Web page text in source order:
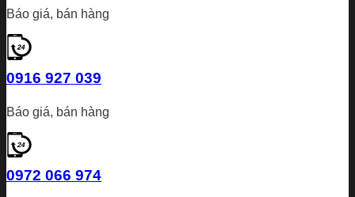
Báo giá, bán hàng
0916 927 039
Báo giá, bán hàng
0972 066 974